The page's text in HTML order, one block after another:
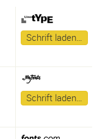
Schrift laden…
Schrift laden…